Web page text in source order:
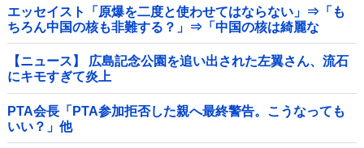
エッセイスト「原爆を二度と使わせてはならない」⇒「も
ちろん中国の核も非難する？」⇒「中国の核は綺麗な
核！」
【ニュース】 広島記念公園を追い出された左翼さん、流石
にキモすぎて炎上
PTA会長「PTA参加拒否した親へ最終警告。こうなっても
いい？」他